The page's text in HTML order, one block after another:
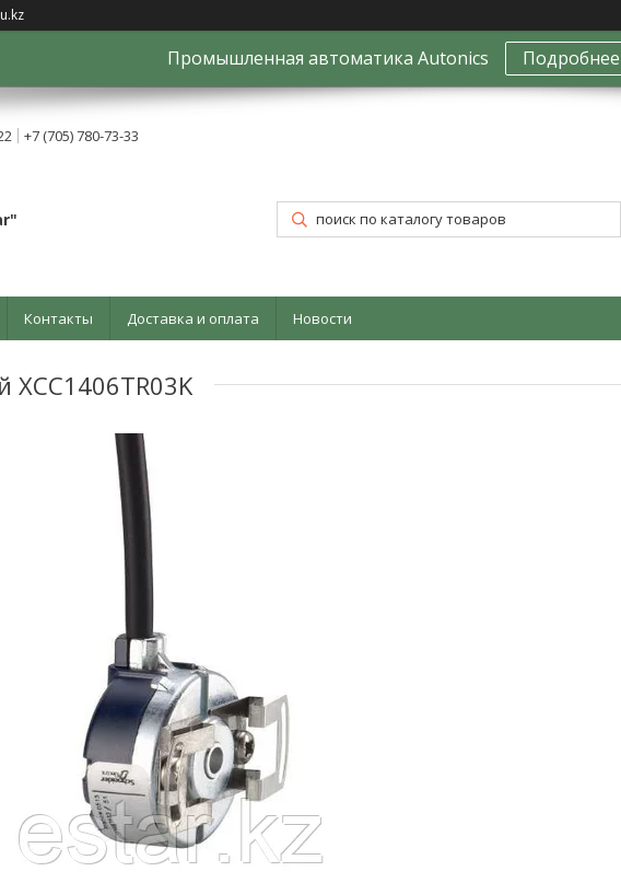
Промышленная автоматика Autonics Подробнее
+7 (705) 780-73-33
Контакты Доставка и оплата Новости